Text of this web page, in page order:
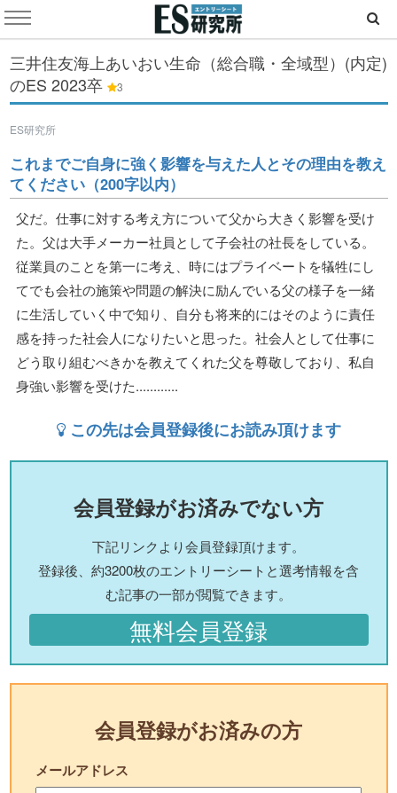
三井住友海上あいおい生命（総合職・全域型）(内定)
のES 2023卒 3
ES研究所
これまでご自身に強く影響を与えた人とその理由を教え
てください（200字以内）
父だ。仕事に対する考え方について父から大きく影響を受け
た。父は大手メーカー社員として子会社の社長をしている。
従業員のことを第一に考え、時にはプライベートを犠牲にし
てでも会社の施策や問題の解決に励んでいる父の様子を一緒
に生活していく中で知り、自分も将来的にはそのように責任
感を持った社会人になりたいと思った。社会人として仕事に
どう取り組むべきかを教えてくれた父を尊敬しており、私自
身強い影響を受けた............
この先は会員登録後にお読み頂けます
会員登録がお済みでない方
下記リンクより会員登録頂けます。
登録後、約3200枚のエントリーシートと選考情報を含
む記事の一部が閲覧できます。
無料会員登録
会員登録がお済みの方
メールアドレス